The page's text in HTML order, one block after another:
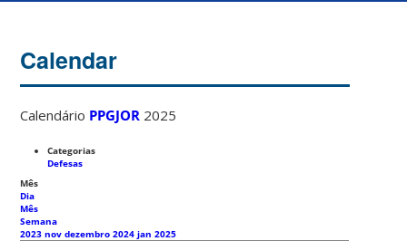
Calendar
Calendário PPGJOR 2025
Categorias
Defesas
Mês
Dia
Mês
Semana
2023novdezembro 2024 jan2025